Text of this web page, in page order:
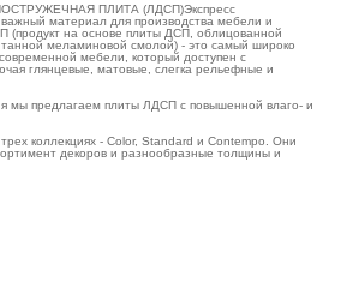
ПЛИТА (ЛДСП)Экспресс
материал для производства мебели и
на основе плиты ДСП, облицованной
меламиновой смолой) - это самый широко
мебели, который доступен с
глянцевые, матовые, слегка рельефные и
мы предлагаем плиты ЛДСП с повышенной влаго- и
коллекциях - Color, Standard и Contempo. Они
декоров и разнообразные толщины и